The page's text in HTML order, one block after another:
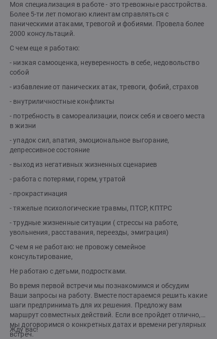
Моя специализация в работе - это тревожные расстройства.
Более 5-ти лет помогаю клиентам справляться с
паническими атаками, тревогой и фобиями. Провела более
2000 консультаций.
С чем еще я работаю:
- низкая самооценка, неуверенность в себе, недовольство
собой
- избавление от панических атак, тревоги, фобий, страхов
- внутриличностные конфликты
- потребность в самореализации, поиск себя и своего места
в жизни
- упадок сил, апатия, эмоциональное выгорание,
депрессивное состояние
- выход из негативных жизненных сценариев
- работа с потерями, горем, утратой
- прокрастинация
- тяжелые психологические травмы, ПТСР, КПТРС
- трудные жизненные ситуации ( стрессы на работе,
увольнения, расставания, переезды, эмиграция)
С чем я не работаю: не провожу семейное
консультирование,
Не работаю с детьми, подростками.
Во время первой встречи мы познакомимся и обсудим
Ваши запросы на работу. Вместе постараемся решить какие
шаги предпринимать для их решения. Предложу вам
маршрут совместных действий. Если все пройдет отлично,
мы договоримся о конкретных датах и времени регулярных
встреч.
Жду вас!